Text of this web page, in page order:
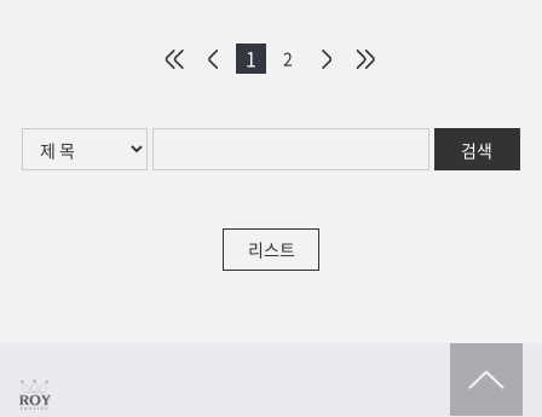
1 2
리스트